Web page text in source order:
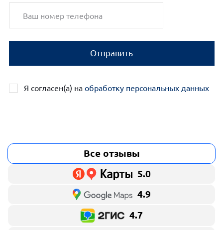
Отправить
Я согласен(а) на обработку персональных данных
Все отзывы
5.0
4.9
4.7